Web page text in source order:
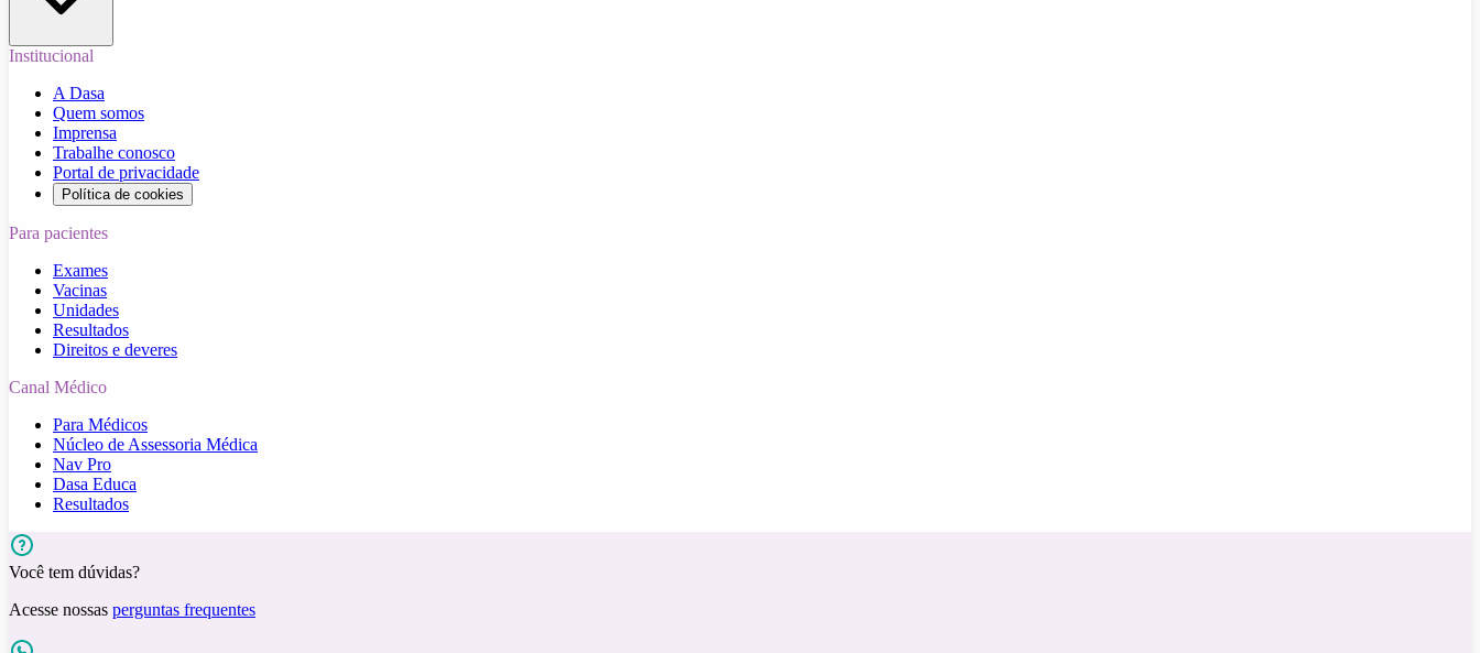
Institucional
A Dasa
Quem somos
Imprensa
Trabalhe conosco
Portal de privacidade
Política de cookies
Para pacientes
Exames
Vacinas
Unidades
Resultados
Direitos e deveres
Canal Médico
Para Médicos
Núcleo de Assessoria Médica
Nav Pro
Dasa Educa
Resultados
Você tem dúvidas?
Acesse nossas perguntas frequentes